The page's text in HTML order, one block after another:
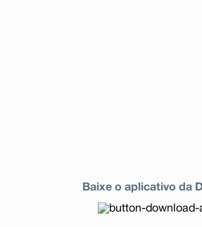
Baixe o aplicativo da